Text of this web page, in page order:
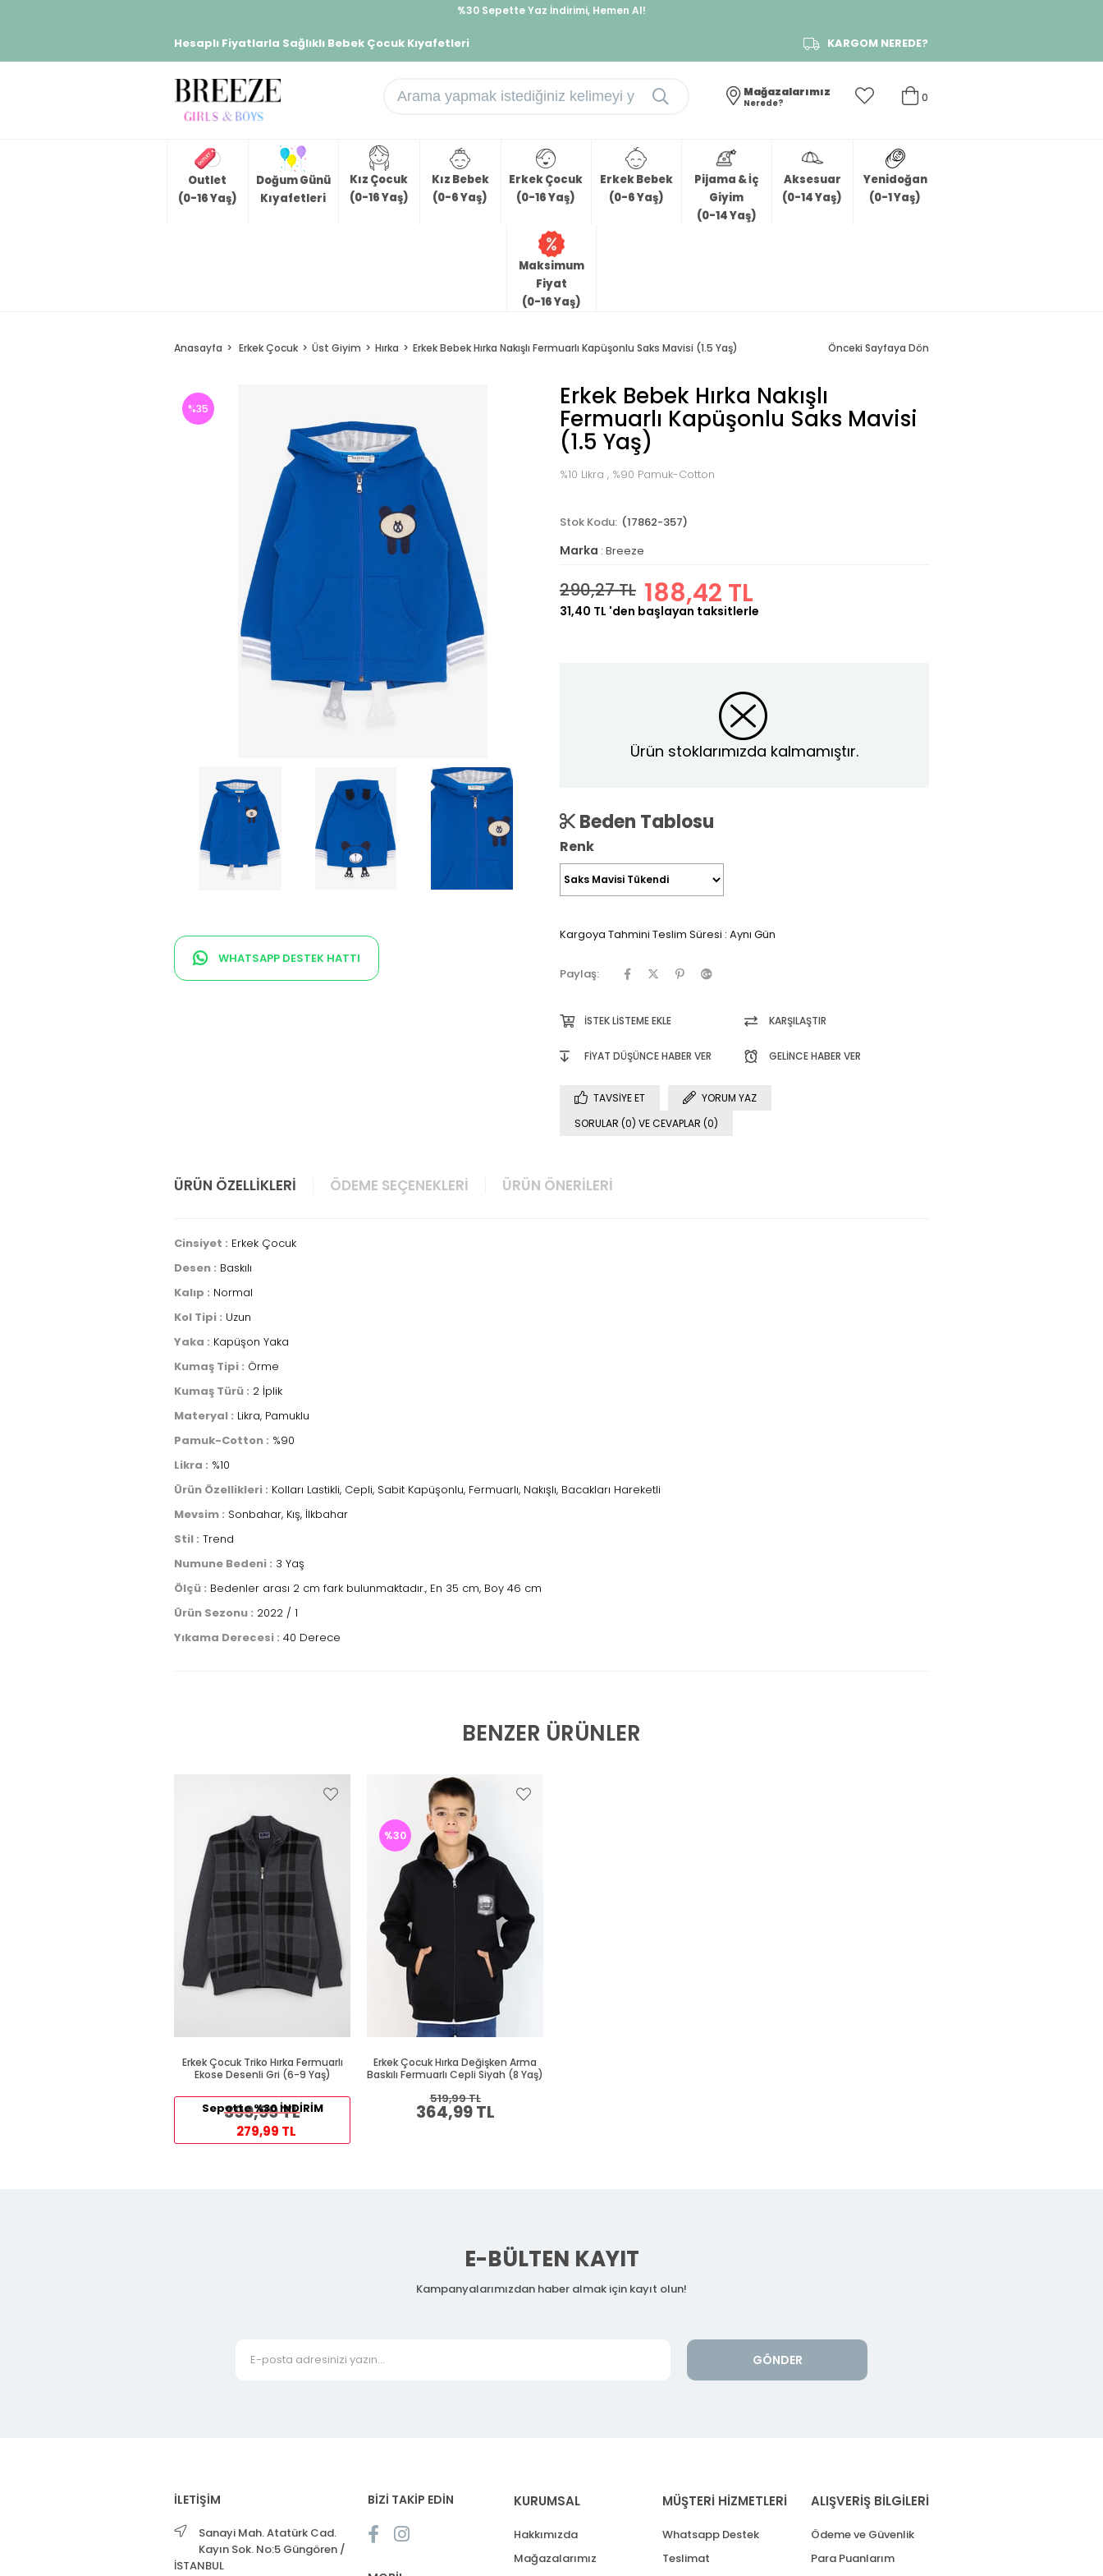
İndirimlere ek %10 İndirimi Kap, Hemen Üye Ol!
Hesaplı Fiyatlarla Sağlıklı Bebek Çocuk Kıyafetleri KARGOM NEREDE?
0
Mağazalarımız
Nerede?
Outlet
(0-16 Yaş)
Doğum Günü
Kıyafetleri
Kız Çocuk
(0-16 Yaş)
Kız Bebek
(0-6 Yaş)
Erkek Çocuk
(0-16 Yaş)
Erkek Bebek
(0-6 Yaş)
Pijama & İç
Giyim
(0-14 Yaş)
Aksesuar
(0-14 Yaş)
Yenidoğan
(0-1 Yaş)
Maksimum
Fiyat
(0-16 Yaş)
Anasayfa Erkek Çocuk Üst Giyim Hırka Erkek Bebek Hırka Nakışlı Fermuarlı Kapüşonlu Saks Mavisi (1.5 Yaş) Önceki Sayfaya Dön
%35
WHATSAPP DESTEK HATTI
Erkek Bebek Hırka Nakışlı
Fermuarlı Kapüşonlu Saks Mavisi
(1.5 Yaş)
%10 Likra , %90 Pamuk-Cotton
(17862-357)
Marka : Breeze
290,27 TL 188,42 TL
31,40 TL 'den başlayan taksitlerle
Ürün stoklarımızda kalmamıştır.
Beden Tablosu
Renk
Kargoya Tahmini Teslim Süresi : Aynı Gün
Paylaş:
İSTEK LISTEME EKLE KARŞILAŞTIR
FIYAT DÜŞÜNCE HABER VER GELINCE HABER VER
TAVSIYE ET
YORUM YAZ
SORULAR (0) VE CEVAPLAR (0)
ÜRÜN ÖZELLIKLERI ÖDEME SEÇENEKLERI ÜRÜN ÖNERILERI
Cinsiyet : Erkek Çocuk
Desen : Baskılı
Kalıp : Normal
Kol Tipi : Uzun
Yaka : Kapüşon Yaka
Kumaş Tipi : Örme
Kumaş Türü : 2 İplik
Materyal : Likra, Pamuklu
Pamuk-Cotton : %90
Likra : %10
Ürün Özellikleri : Kolları Lastikli, Cepli, Sabit Kapüşonlu, Fermuarlı, Nakışlı, Bacakları Hareketli
Mevsim : Sonbahar, Kış, İlkbahar
Stil : Trend
Numune Bedeni : 3 Yaş
Ölçü : Bedenler arası 2 cm fark bulunmaktadır., En 35 cm, Boy 46 cm
Ürün Sezonu : 2022 / 1
Yıkama Derecesi : 40 Derece
BENZER ÜRÜNLER
Erkek Çocuk Triko Hırka Fermuarlı
Ekose Desenli Gri (6-9 Yaş)
399,99 TL
Sepette %30 İNDİRİM
279,99 TL
Erkek Çocuk Hırka Değişken Arma
Baskılı Fermuarlı Cepli Siyah (8 Yaş)
364,99 TL
519,99 TL
%30
E-BÜLTEN KAYIT
Kampanyalarımızdan haber almak için kayıt olun!
GÖNDER
İLETİŞİM
Sanayi Mah. Atatürk Cad.
Kayın Sok. No:5 Güngören /
İSTANBUL
BİZİ TAKİP EDİN KURUMSAL
Hakkımızda
Mağazalarımız
MÜŞTERİ HİZMETLERİ
Whatsapp Destek
Teslimat
ALIŞVERİŞ BİLGİLERİ
Ödeme ve Güvenlik
Para Puanlarım